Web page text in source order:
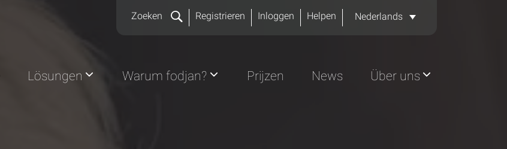
Zoeken Registrieren Inloggen Helpen Nederlands
Lösungen Warum fodjan? Prijzen News Über uns